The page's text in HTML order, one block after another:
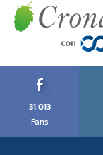
31,013
Fans